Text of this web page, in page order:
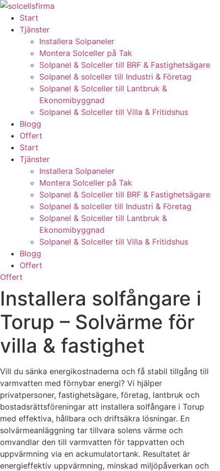
Skip
content
Start
Tjänster
Installera Solpaneler
Montera Solceller på Tak
Solpanel & Solceller till BRF & Fastighetsägare
Solpanel & solceller till Industri & Företag
Solpanel & Solceller till Lantbruk &
Ekonomibyggnad
Solpanel & Solceller till Villa & Fritidshus
Blogg
Offert
Start
Tjänster
Installera Solpaneler
Montera Solceller på Tak
Solpanel & Solceller till BRF & Fastighetsägare
Solpanel & solceller till Industri & Företag
Solpanel & Solceller till Lantbruk &
Ekonomibyggnad
Solpanel & Solceller till Villa & Fritidshus
Blogg
Offert
Offert
Installera solfångare i
Torup – Solvärme för
villa & fastighet
Vill du sänka energikostnaderna och få stabil tillgång till
varmvatten med förnybar energi? Vi hjälper
privatpersoner, fastighetsägare, företag, lantbruk och
bostadsrättsföreningar att installera solfångare i Torup
med effektiva, hållbara och driftsäkra lösningar. En
solvärmeanläggning tar tillvara solens värme och
omvandlar den till varmvatten för tappvatten och
uppvärmning via en ackumulatortank. Resultatet är
energieffektiv uppvärmning, minskad miljöpåverkan och